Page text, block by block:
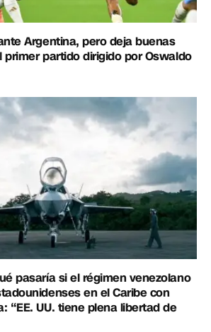
Argentina, pero deja buenas
primer partido dirigido por Oswaldo
pasaría si el régimen venezolano
en el Caribe con
“EE. UU. tiene plena libertad de